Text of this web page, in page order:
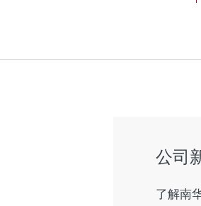
公司
了解南